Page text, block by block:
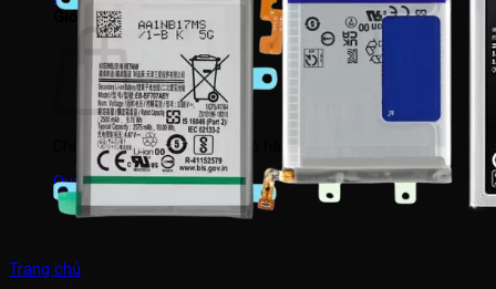
Giỏ hàng
Chưa có sản phẩm trong giỏ hàng.
Quay trở lại cửa hàng
Trang chủ